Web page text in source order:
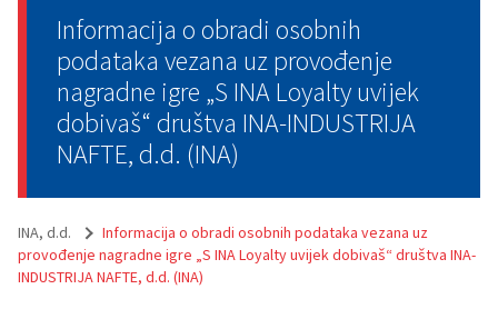
Informacija o obradi osobnih
podataka vezana uz provođenje
nagradne igre „S INA Loyalty uvijek
dobivaš“ društva INA-INDUSTRIJA
NAFTE, d.d. (INA)
INA, d.d.
Informacija o obradi osobnih podataka vezana uz
provođenje nagradne igre „S INA Loyalty uvijek dobivaš“ društva INA-
INDUSTRIJA NAFTE, d.d. (INA)